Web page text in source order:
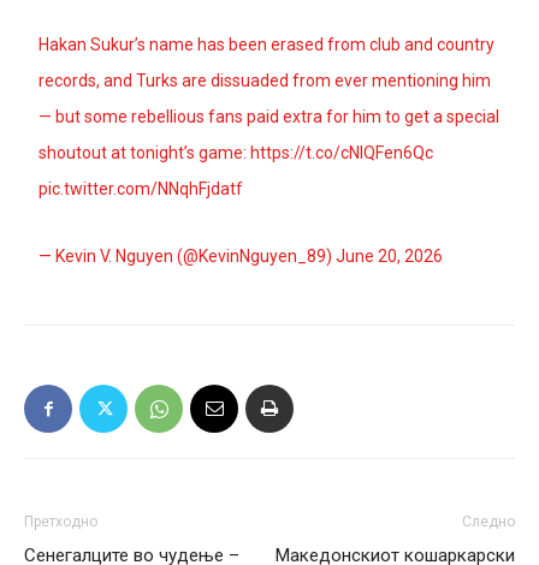
Hakan Sukur’s name has been erased from club and country
records, and Turks are dissuaded from ever mentioning him
— but some rebellious fans paid extra for him to get a special
shoutout at tonight’s game: https://t.co/cNIQFen6Qc
pic.twitter.com/NNqhFjdatf
— Kevin V. Nguyen (@KevinNguyen_89)June 20, 2026
Претходно
Сенегалците во чудење –
Следно
Македонскиот кошаркарски